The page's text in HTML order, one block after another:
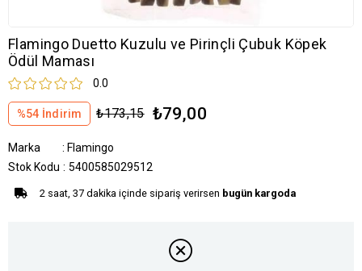
Flamingo Duetto Kuzulu ve Pirinçli Çubuk Köpek
Ödül Maması
0.0
%54 İndirim ₺173,15 ₺79,00
Marka : Flamingo
Stok Kodu
5400585029512
2 saat, 37 dakika içinde sipariş verirsen bugün kargoda